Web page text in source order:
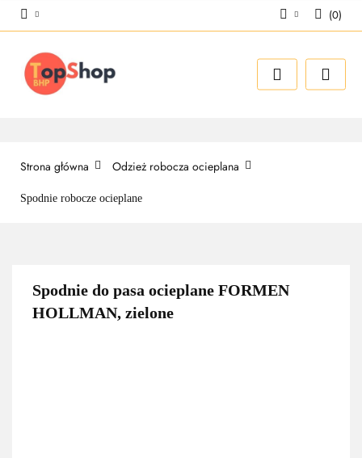
Zarejestruj się
(0)
Strona główna Odzież robocza ocieplana
Spodnie robocze ocieplane
Spodnie do pasa ocieplane FORMEN
HOLLMAN, zielone